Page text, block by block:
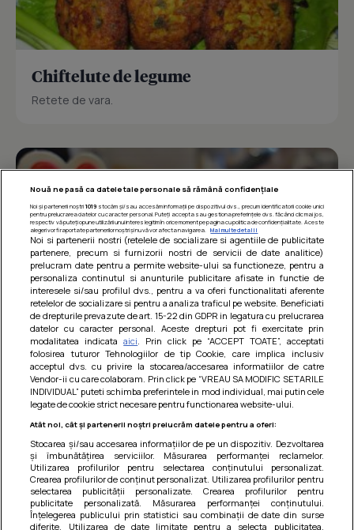
Chiftelute de legume
Retete de vara.
Barcute din vinete cu arpagic rosu
Un deliciu usor de preparat!
Nouă ne pasă ca datele tale personale să rămână confidențiale
Noi și partenerii noștri 1019stocăm și/sau accesăm informații pe dispozitivul dvs., precum identificatorii cookie unici
pentru prelucrarea datelor cu caracter personal. Puteți accepta sau gestiona preferințele dvs. făcând clic mai jos,
respectiv vă puteți opune utilizării unui interes legitim în orice moment pe pagina cu politica de confidențialitate. Aceste
alegeri vor fi raportate partenerilor noștri și nu vă vor afecta navigarea.
Mai multe detalii
Noi si partenerii nostri (retelele de socializare si agentiile de publicitate
partenere, precum si furnizorii nostri de servicii de date analitice)
prelucram date pentru a permite website-ului sa functioneze, pentru a
personaliza continutul si anunturile publicitare afisate in functie de
interesele si/sau profilul dvs., pentru a va oferi functionalitati aferente
retelelor de socializare si pentru a analiza traficul pe website. Beneficiati
de drepturile prevazute de art. 15-22 din GDPR in legatura cu prelucrarea
datelor cu caracter personal. Aceste drepturi pot fi exercitate prin
modalitatea indicataaici . Prin click pe “ACCEPT TOATE”, acceptati
folosirea tuturor Tehnologiilor de tip Cookie, care implica inclusiv
acceptul dvs. cu privire la stocarea/accesarea informatiilor de catre
Vendor-ii cu care colaboram. Prin click pe “VREAU SA MODIFIC SETARILE
INDIVIDUAL” puteti schimba preferintele in mod individual, mai putin cele
legate de cookie strict necesare pentru functionarea website-ului.
Atât noi, cât și partenerii noștri prelucrăm datele pentru a oferi:
Stocarea și/sau accesarea informațiilor de pe un dispozitiv. Dezvoltarea
și îmbunătățirea serviciilor. Măsurarea performanței reclamelor.
Utilizarea profilurilor pentru selectarea conținutului personalizat.
Crearea profilurilor de conținut personalizat. Utilizarea profilurilor pentru
selectarea publicității personalizate. Crearea profilurilor pentru
publicitate personalizată. Măsurarea performanței conținutului.
Înțelegerea publicului prin statistici sau combinații de date din surse
diferite. Utilizarea de date limitate pentru a selecta publicitatea.